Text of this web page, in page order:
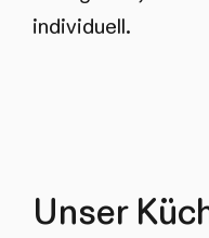
individuell.
Unser